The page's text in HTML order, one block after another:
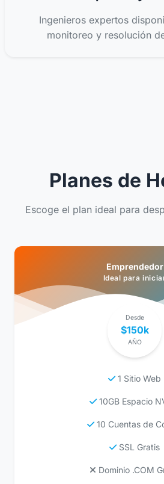
Ingenieros expertos
monitoreo y resolución
Planes de
Escoge el plan ideal para
Emprendedor
Ideal para
Desde
$150k
AÑO
1 Sitio Web
10GB Espacio
10 Cuentas de
SSL Gratis
Dominio .COM